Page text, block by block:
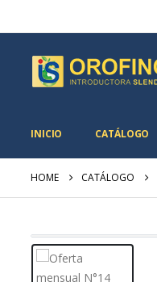
INICIO CATÁLOGO
HOME CATÁLOGO